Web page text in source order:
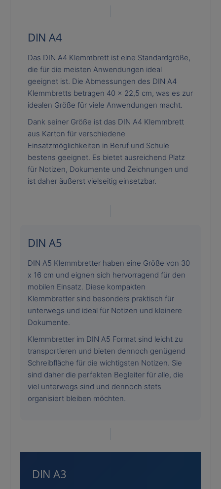
DIN A4
Das DIN A4 Klemmbrett ist eine Standardgröße,
die für die meisten Anwendungen ideal
geeignet ist. Die Abmessungen des DIN A4
Klemmbretts betragen 40 x 22,5 cm, was es zur
idealen Größe für viele Anwendungen macht.
Dank seiner Größe ist das DIN A4 Klemmbrett
aus Karton für verschiedene
Einsatzmöglichkeiten in Beruf und Schule
bestens geeignet. Es bietet ausreichend Platz
für Notizen, Dokumente und Zeichnungen und
ist daher äußerst vielseitig einsetzbar.
DIN A5
DIN A5 Klemmbretter haben eine Größe von 30
x 16 cm und eignen sich hervorragend für den
mobilen Einsatz. Diese kompakten
Klemmbretter sind besonders praktisch für
unterwegs und ideal für Notizen und kleinere
Dokumente.
Klemmbretter im DIN A5 Format sind leicht zu
transportieren und bieten dennoch genügend
Schreibfläche für die wichtigsten Notizen. Sie
sind daher die perfekten Begleiter für alle, die
viel unterwegs sind und dennoch stets
organisiert bleiben möchten.
DIN A3